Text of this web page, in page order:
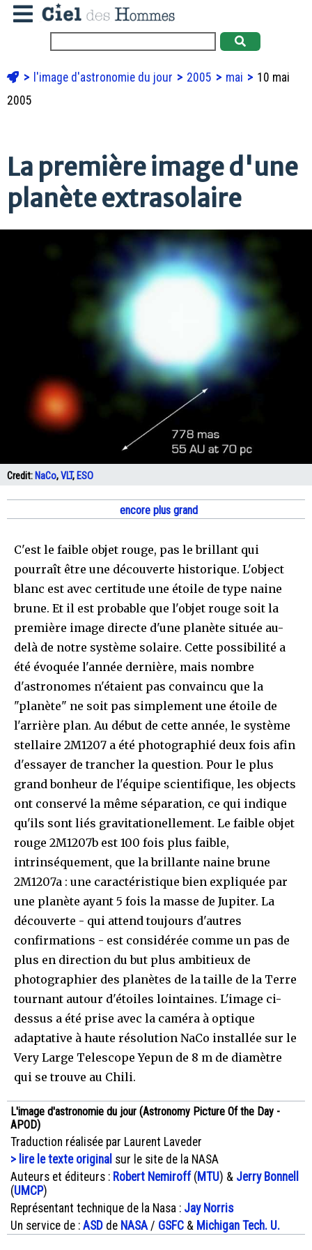
l'image d'astronomie du jour 2005 mai
10 mai
2005
La première image d'une
planète extrasolaire
Credit: NaCo,VLT, ESO
encore plus grand
C'est le faible objet rouge, pas le brillant qui
pourraît être une découverte historique. L'object
blanc est avec certitude une étoile de type naine
brune. Et il est probable que l'objet rouge soit la
première image directe d'une planète située au-
delà de notre système solaire. Cette possibilité a
été évoquée l'année dernière, mais nombre
d'astronomes n'étaient pas convaincu que la
"planète" ne soit pas simplement une étoile de
l'arrière plan. Au début de cette année, le système
stellaire 2M1207 a été photographié deux fois afin
d'essayer de trancher la question. Pour le plus
grand bonheur de l'équipe scientifique, les objects
ont conservé la même séparation, ce qui indique
qu'ils sont liés gravitationellement. Le faible objet
rouge 2M1207b est 100 fois plus faible,
intrinséquement, que la brillante naine brune
2M1207a : une caractéristique bien expliquée par
une planète ayant 5 fois la masse de Jupiter. La
découverte - qui attend toujours d'autres
confirmations - est considérée comme un pas de
plus en direction du but plus ambitieux de
photographier des planètes de la taille de la Terre
tournant autour d'étoiles lointaines. L'image ci-
dessus a été prise avec la caméra à optique
adaptative à haute résolution NaCo installée sur le
Very Large Telescope Yepun de 8 m de diamètre
qui se trouve au Chili.
L'image d'astronomie du jour (Astronomy Picture Of the Day -
APOD)
Traduction réalisée par Laurent Laveder
> lire le texte original sur le site de la NASA
Auteurs et éditeurs : Robert Nemiroff(MTU) & Jerry Bonnell
(UMCP)
Représentant technique de la Nasa : Jay Norris
Un service de : ASD de NASA / GSFC & Michigan Tech. U.